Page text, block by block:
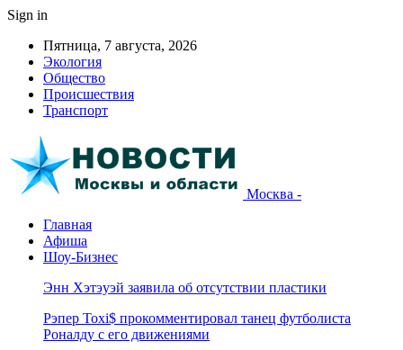
Sign in
Пятница, 7 августа, 2026
Экология
Общество
Происшествия
Транспорт
Москва -
Главная
Афиша
Шоу-Бизнес
Энн Хэтэуэй заявила об отсутствии пластики
Рэпер Toxi$ прокомментировал танец футболиста
Роналду с его движениями